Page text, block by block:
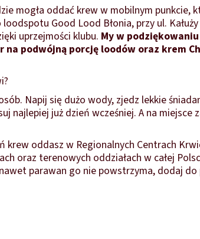
mogła oddać krew w mobilnym punkcie,
Good Lood Błonia, przy ul.
uprzejmości klubu. My w
na podwójną porcję loodów oraz krem
Napij się dużo wody, zjedz lekkie
najlepiej już dzień wcześniej. A na miejsce
krew oddasz w Regionalnych Centrach
oraz terenowych oddziałach w całej
parawan go nie powstrzyma, dodaj